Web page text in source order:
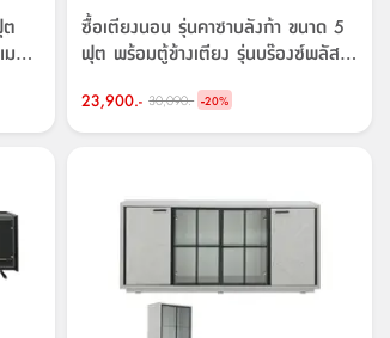
กซี่
ซื้อเตียงนอน รุ่นคาซาบลังก้า ขนาด 5
ฟุต พร้อมตู้ข้างเตียง รุ่นบร๊องซ์พลัส
23,900.- 30,090.- -20%